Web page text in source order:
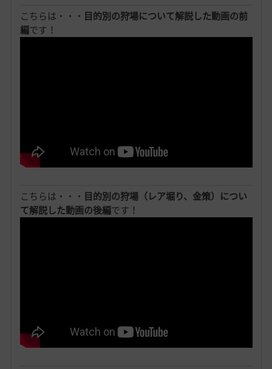
こちらは・・・ 目的別の狩場について解説した動画の前
編です！
こちらは・・・ 目的別の狩場（レア堀り、金策）につい
て解説した動画の後編です！